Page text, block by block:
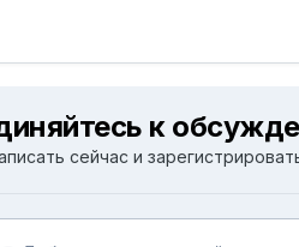
к
сейчас и